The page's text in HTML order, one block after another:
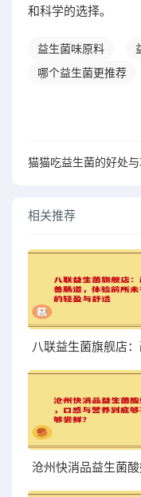
和科学的选择。
益生菌味原料
哪个益生菌更推荐
猫猫吃益生菌的好处
相关推荐